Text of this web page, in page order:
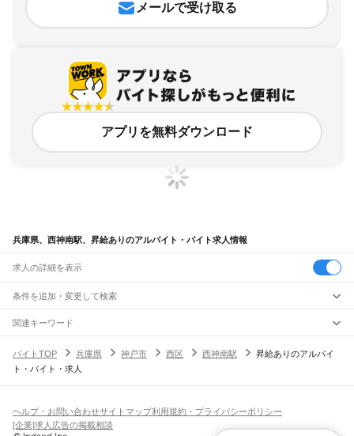
メールで受け取る
アプリを無料ダウンロード
兵庫県、西神南駅、昇給ありのアルバイト・バイト求人情報
求人の詳細を表示
条件を追加・変更して検索
市区町村を追加・変更
兵庫県すべて
神戸市 すべて
西脇市宝塚市三木市高砂市川西市小野市三田市加西市丹波篠山市
丹波市南あわじ市朝来市 たつの市川辺郡多可郡加古郡
駅を追加・変更
JR神戸線(神戸～姫路)
職種を追加・変更
飲食・フードサービスすべて
ホールスタッフキッチンスタッフ
人気
雇用形態を追加・変更
関連キーワード
バイトTOP
兵庫県 神戸市 西区 西神南駅
昇給ありのアルバイ
ト・バイト・求人
ヘルプ・お問い合わせサイトマップ利用規約・プライバシーポリシー
[企業]求人広告の掲載相談